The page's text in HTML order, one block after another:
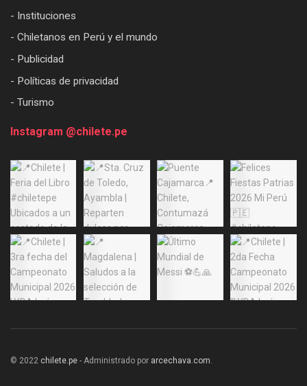
- Instituciones
- Chiletanos en Perú y el mundo
- Publicidad
- Políticas de privacidad
- Turismo
Instagram @chilete.pe
© 2022 chilete.pe - Administrado por arcechava.com